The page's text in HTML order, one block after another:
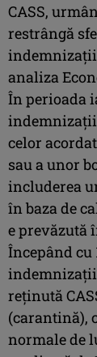
CASS,
restrângă
analiza
În perioada
indemnizaţii
celor
sau a unor
includerea
în baza de
e prevăzută
Începând cu
indemnizaţii
reţinută
(carantină),
normale de